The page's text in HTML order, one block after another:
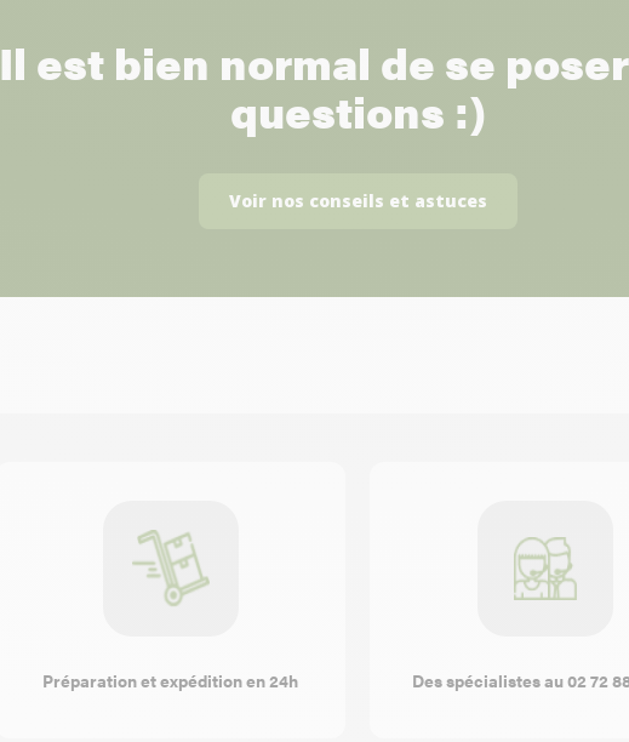
Il est bien normal de se
questions :)
Voir nos conseils et astuces
Préparation et expédition en 24h Des spécialistes au 02 72